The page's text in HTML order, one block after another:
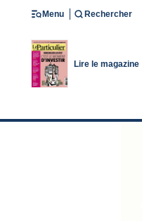
Menu Rechercher
Lire le magazine